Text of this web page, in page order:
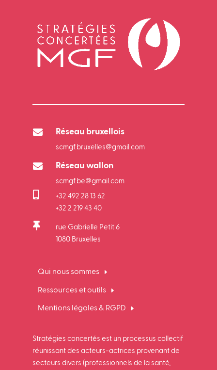
 Réseau bruxellois
scmgf.bruxelles@gmail.com
 Réseau wallon
scmgf.be@gmail.com

+32 492 28 13 62
+32 2 219 43 40

rue Gabrielle Petit 6
1080 Bruxelles
Qui nous sommes
Ressources et outils
Mentions légales & RGPD
Stratégies concertés est un processus collectif
réunissant des acteurs-actrices provenant de
secteurs divers (professionnels de la santé,